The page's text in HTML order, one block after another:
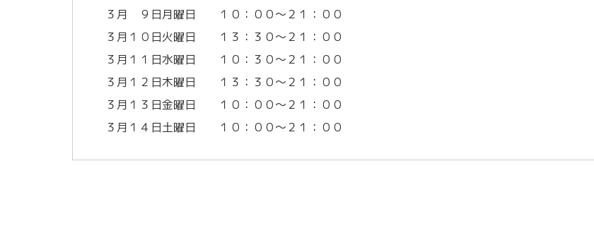
３月 ９日月曜日 １０：００～２１：００
３月１０日火曜日 １３：３０～２１：００
３月１１日水曜日 １０：３０～２１：００
３月１２日木曜日 １３：３０～２１：００
３月１３日金曜日 １０：００～２１：００
３月１４日土曜日 １０：００～２１：００